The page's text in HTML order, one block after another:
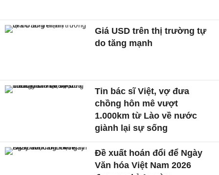
Giá USD trên thị trường tự
do tăng mạnh
Tin bác sĩ Việt, vợ đưa
chồng hôn mê vượt
1.000km từ Lào về nước
giành lại sự sống
Đề xuất hoán đổi để Ngày
Văn hóa Việt Nam 2026